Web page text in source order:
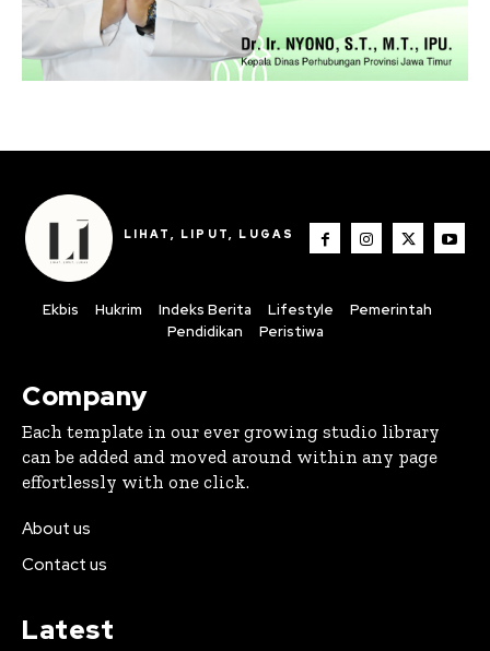
LIHAT, LIPUT, LUGAS
Ekbis Hukrim Indeks Berita Lifestyle
Pemerintah
Pendidikan
Peristiwa
Company
Each template in our ever growing studio library
can be added and moved around within any page
effortlessly with one click.
About us
Contact us
Latest